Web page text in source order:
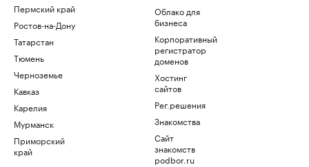
Пермский край
Ростов-на-Дону
Татарстан
Тюмень
Черноземье
Кавказ
Карелия
Мурманск
Приморский
край
Облако для
бизнеса
Корпоративный
регистратор
доменов
Хостинг
сайтов
Рег.решения
Знакомства
Сайт
знакомств
podbor.ru